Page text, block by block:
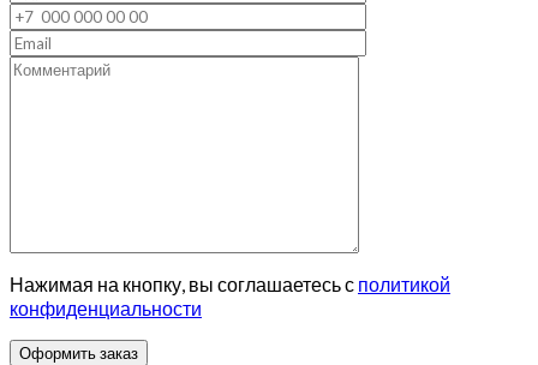
Нажимая на кнопку, вы соглашаетесь с политикой
конфиденциальности